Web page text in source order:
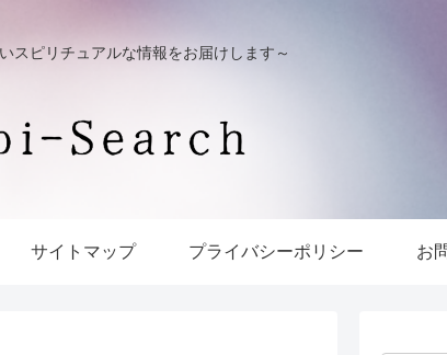
スピリチュアルな情報をお届けします～
サイトマップ プライバシーポリシー お